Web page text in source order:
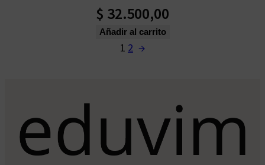
$ 32.500,00
Añadir al carrito
1 2 →